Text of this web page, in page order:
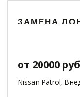
ЗАМЕНА
от 20000 руб
Nissan Patrol,